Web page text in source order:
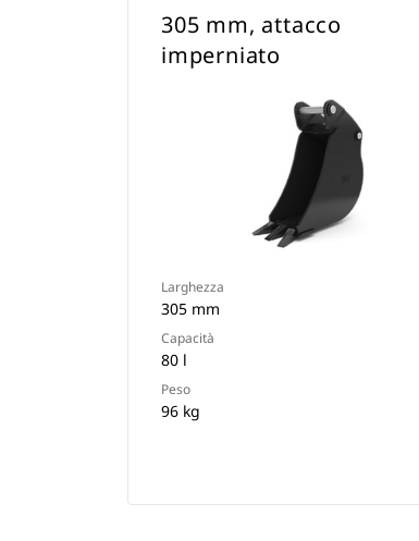
305 mm, attacco
imperniato
Larghezza
305 mm
Capacità
80 l
Peso
96 kg